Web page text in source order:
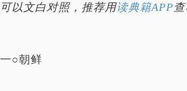
以文白对照，推荐用读典籍APP
○朝鲜